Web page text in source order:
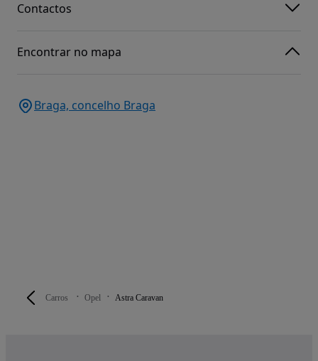
Carros Opel Astra Caravan
Contactos
Encontrar no mapa
Braga, concelho Braga